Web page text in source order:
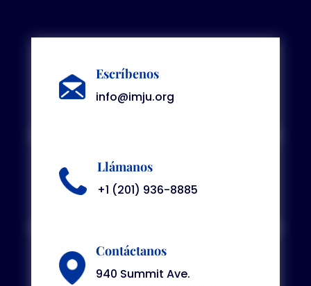
Escríbenos
info@imju.org
Llámanos
+1 (201) 936-8885
Contáctanos
940 Summit Ave.